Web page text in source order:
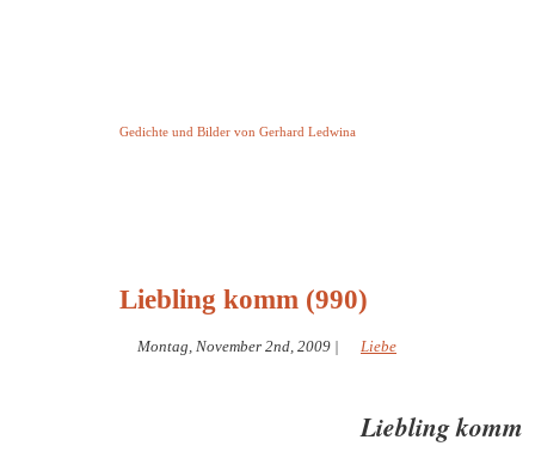
Gedichte und Bilder von Gerhard Ledwina
Liebling komm (990)
Montag, November 2nd, 2009 | Liebe
Liebling komm